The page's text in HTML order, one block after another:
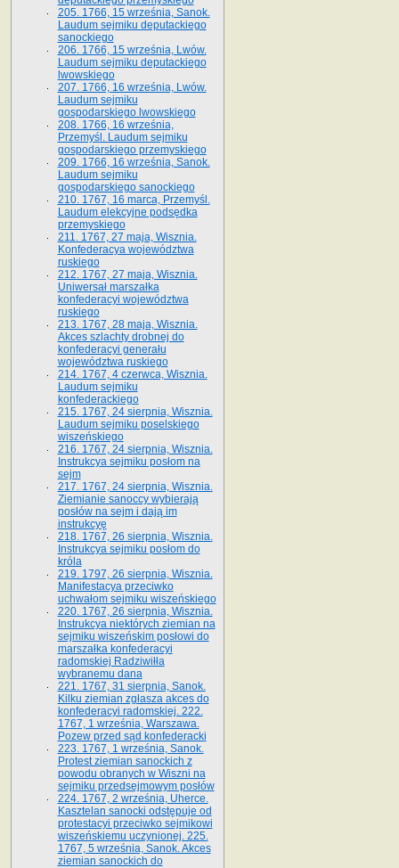
205. 1766, 15 września, Sanok.
Laudum sejmiku deputackiego
sanockiego
206. 1766, 15 września, Lwów.
Laudum sejmiku deputackiego
lwowskiego
207. 1766, 16 września, Lwów.
Laudum sejmiku
gospodarskiego lwowskiego
208. 1766, 16 września,
Przemyśl. Laudum sejmiku
gospodarskiego przemyskiego
209. 1766, 16 września, Sanok.
Laudum sejmiku
gospodarskiego sanockiego
210. 1767, 16 marca, Przemyśl.
Laudum elekcyjne podsędka
przemyskiego
211. 1767, 27 maja, Wisznia.
Konfederacya województwa
ruskiego
212. 1767, 27 maja, Wisznia.
Uniwersał marszałka
konfederacyi województwa
ruskiego
213. 1767, 28 maja, Wisznia.
Akces szlachty drobnej do
konfederacyi generału
województwa ruskiego
214. 1767, 4 czerwca, Wisznia.
Laudum sejmiku
konfederackiego
215. 1767, 24 sierpnia, Wisznia.
Laudum sejmiku poselskiego
wiszeńskiego
216. 1767, 24 sierpnia, Wisznia.
Instrukcya sejmiku posłom na
sejm
217. 1767, 24 sierpnia, Wisznia.
Ziemianie sanoccy wybierają
posłów na sejm i dają im
instrukcyę
218. 1767, 26 sierpnia, Wisznia.
Instrukcya sejmiku posłom do
króla
219. 1797, 26 sierpnia, Wisznia.
Manifestacya przeciwko
uchwałom sejmiku wiszeńskiego
220. 1767, 26 sierpnia, Wisznia.
Instrukcya niektórych ziemian na
sejmiku wiszeńskim posłowi do
marszałka konfe­deracyi
radomskiej Radziwiłła
wybranemu dana
221. 1767, 31 sierpnia, Sanok.
Kilku ziemian zgłasza akces do
konfederacyi radomskiej. 222.
1767, 1 września, Warszawa.
Pozew przed sąd konfederacki
223. 1767, 1 września, Sanok.
Protest ziemian sanockich z
powodu obranych w Wiszni na
sejmiku przedsejmo­wym posłów
224. 1767, 2 września, Uherce.
Kasztelan sanocki odstępuje od
protestacyi przeciwko sejmikowi
wiszeńskiemu uczynionej. 225.
1767, 5 września, Sanok. Akces
ziemian sanockich do